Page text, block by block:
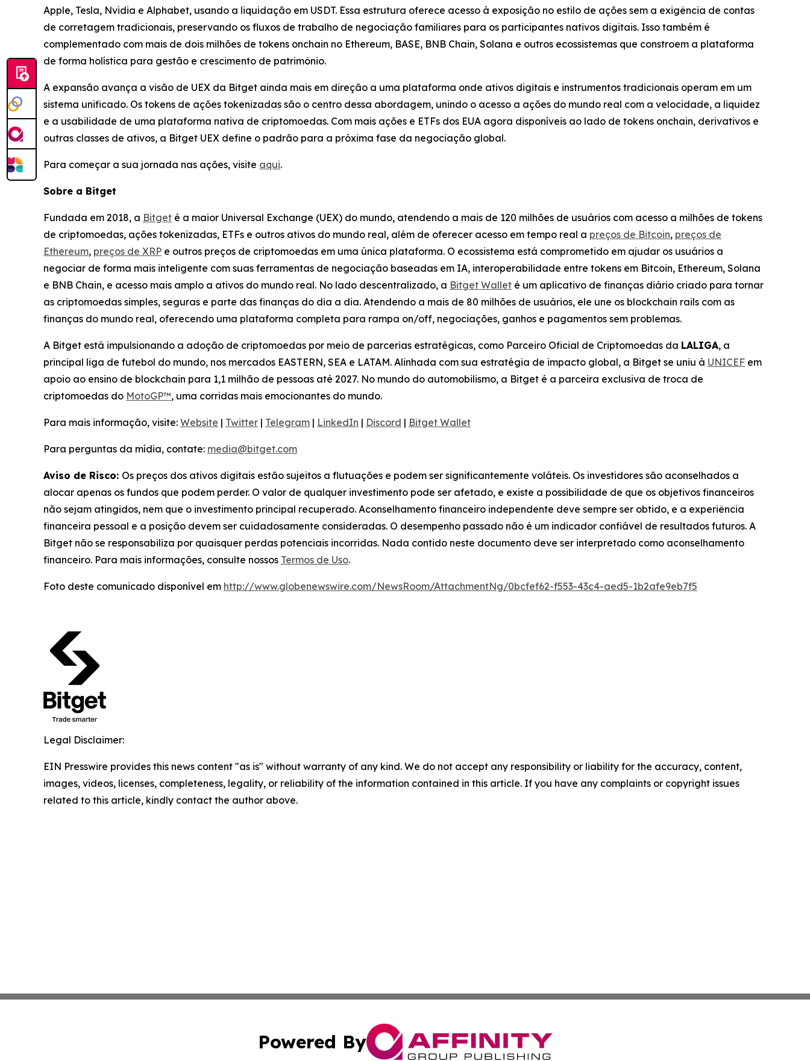
Apple, Tesla, Nvidia e Alphabet, usando a liquidação em USDT. Essa estrutura oferece acesso à exposição no estilo de ações sem a exigência de contas
de corretagem tradicionais, preservando os fluxos de trabalho de negociação familiares para os participantes nativos digitais. Isso também é
complementado com mais de dois milhões de tokens onchain no Ethereum, BASE, BNB Chain, Solana e outros ecossistemas que constroem a plataforma
de forma holística para gestão e crescimento de patrimônio.
A expansão avança a visão de UEX da Bitget ainda mais em direção a uma plataforma onde ativos digitais e instrumentos tradicionais operam em um
sistema unificado. Os tokens de ações tokenizadas são o centro dessa abordagem, unindo o acesso a ações do mundo real com a velocidade, a liquidez
e a usabilidade de uma plataforma nativa de criptomoedas. Com mais ações e ETFs dos EUA agora disponíveis ao lado de tokens onchain, derivativos e
outras classes de ativos, a Bitget UEX define o padrão para a próxima fase da negociação global.
Para começar a sua jornada nas ações, visite aqui.
Sobre a Bitget
Fundada em 2018, a Bitget é a maior Universal Exchange (UEX) do mundo, atendendo a mais de 120 milhões de usuários com acesso a milhões de tokens
de criptomoedas, ações tokenizadas, ETFs e outros ativos do mundo real, além de oferecer acesso em tempo real a preços de Bitcoin, preços de
Ethereum, preços de XRP e outros preços de criptomoedas em uma única plataforma. O ecossistema está comprometido em ajudar os usuários a
negociar de forma mais inteligente com suas ferramentas de negociação baseadas em IA, interoperabilidade entre tokens em Bitcoin, Ethereum, Solana
e BNB Chain, e acesso mais amplo a ativos do mundo real. No lado descentralizado, a Bitget Wallet é um aplicativo de finanças diário criado para tornar
as criptomoedas simples, seguras e parte das finanças do dia a dia. Atendendo a mais de 80 milhões de usuários, ele une os blockchain rails com as
finanças do mundo real, oferecendo uma plataforma completa para rampa on/off, negociações, ganhos e pagamentos sem problemas.
A Bitget está impulsionando a adoção de criptomoedas por meio de parcerias estratégicas, como Parceiro Oficial de Criptomoedas da LALIGA, a
principal liga de futebol do mundo, nos mercados EASTERN, SEA e LATAM. Alinhada com sua estratégia de impacto global, a Bitget se uniu à UNICEF em
apoio ao ensino de blockchain para 1,1 milhão de pessoas até 2027. No mundo do automobilismo, a Bitget é a parceira exclusiva de troca de
criptomoedas do MotoGP™, uma corridas mais emocionantes do mundo.
Para mais informação, visite: Website | Twitter | Telegram | LinkedIn | Discord | Bitget Wallet
Para perguntas da mídia, contate: media@bitget.com
Aviso de Risco: Os preços dos ativos digitais estão sujeitos a flutuações e podem ser significantemente voláteis. Os investidores são aconselhados a
alocar apenas os fundos que podem perder. O valor de qualquer investimento pode ser afetado, e existe a possibilidade de que os objetivos financeiros
não sejam atingidos, nem que o investimento principal recuperado. Aconselhamento financeiro independente deve sempre ser obtido, e a experiência
financeira pessoal e a posição devem ser cuidadosamente consideradas. O desempenho passado não é um indicador confiável de resultados futuros. A
Bitget não se responsabiliza por quaisquer perdas potenciais incorridas. Nada contido neste documento deve ser interpretado como aconselhamento
financeiro. Para mais informações, consulte nossos Termos de Uso.
Foto deste comunicado disponível em http://www.globenewswire.com/NewsRoom/AttachmentNg/0bcfef62-f553-43c4-aed5-1b2afe9eb7f5
Legal Disclaimer:
EIN Presswire provides this news content "as is" without warranty of any kind. We do not accept any responsibility or liability for the accuracy, content,
images, videos, licenses, completeness, legality, or reliability of the information contained in this article. If you have any complaints or copyright issues
related to this article, kindly contact the author above.
Powered By